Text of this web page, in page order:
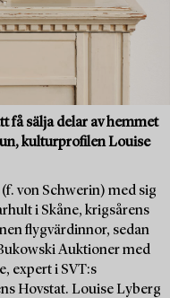
få sälja delar av hemmet
kulturprofilen Louise
von Schwerin) med sig
i Skåne, krigsårens
flygvärdinnor, sedan
Auktioner med
expert i SVT:s
Hovstat. Louise Lyberg